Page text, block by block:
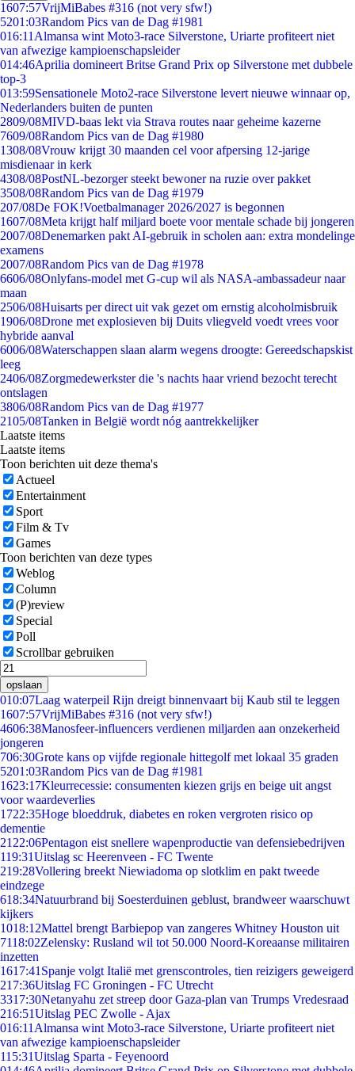
1607:57VrijMiBabes #316 (not very sfw!)
5201:03Random Pics van de Dag #1981
016:11 Almansa wint Moto3-race Silverstone, Uriarte profiteert niet
van afwezige kampioenschapsleider
014:46Aprilia domineert Britse Grand Prix op Silverstone met dubbele
top-3
013:59Sensationele Moto2-race Silverstone levert nieuwe winnaar op,
Nederlanders buiten de punten
2809/08MIVD-baas lekt via Strava routes naar geheime kazerne
7609/08Random Pics van de Dag #1980
1308/08Vrouw krijgt 30 maanden cel voor afpersing 12-jarige
misdienaar in kerk
4308/08PostNL-bezorger steekt bewoner na ruzie over pakket
3508/08Random Pics van de Dag #1979
207/08De FOK!Voetbalmanager 2026/2027 is begonnen
1607/08Meta krijgt half miljard boete voor mentale schade bij jongeren
2007/08Denemarken pakt AI-gebruik in scholen aan: extra mondelinge
examens
2007/08Random Pics van de Dag #1978
6606/08Onlyfans-model met G-cup wil als NASA-ambassadeur naar
maan
2506/08Huisarts per direct uit vak gezet om ernstig alcoholmisbruik
1906/08Drone met explosieven bij Duits vliegveld voedt vrees voor
hybride aanval
6006/08Waterschappen slaan alarm wegens droogte: Gereedschapskist
leeg
2406/08Zorgmedewerkster die 's nachts haar vriend bezocht terecht
ontslagen
3806/08Random Pics van de Dag #1977
2105/08Tanken in België wordt nóg aantrekkelijker
Laatste items
Laatste items
Toon berichten uit deze thema's
Actueel
Entertainment
Sport
Film & Tv
Games
Toon berichten van deze types
Weblog
Column
(P)review
Special
Poll
Scrollbar gebruiken
opslaan
010:07Laag waterpeil Rijn dreigt binnenvaart bij Kaub stil te leggen
1607:57VrijMiBabes #316 (not very sfw!)
4606:38Manosfeer-influencers verdienen miljarden aan onzekerheid
jongeren
706:30Grote kans op vijfde regionale hittegolf met lokaal 35 graden
5201:03Random Pics van de Dag #1981
1623:17Kleurrecessie: consumenten kiezen grijs en beige uit angst
voor waardeverlies
1722:35Hoge bloeddruk, diabetes en roken vergroten risico op
dementie
21 22:06Pentagon eist snellere wapenproductie van defensiebedrijven
119:31Uitslag sc Heerenveen - FC Twente
219:28Vollering breekt Niewiadoma op slotklim en pakt tweede
eindzege
618:34Natuurbrand bij Soesterduinen geblust, brandweer waarschuwt
kijkers
1018:12Mattel brengt Barbiepop van zangeres Whitney Houston uit
7118:02Zelensky: Rusland wil tot 50.000 Noord-Koreaanse militairen
inzetten
1617:41 Spanje volgt Italië met grenscontroles, tien reizigers geweigerd
217:36Uitslag FC Groningen - FC Utrecht
3317:30Netanyahu zet streep door Gaza-plan van Trumps Vredesraad
216:51Uitslag PEC Zwolle - Ajax
016:11 Almansa wint Moto3-race Silverstone, Uriarte profiteert niet
van afwezige kampioenschapsleider
115:31Uitslag Sparta - Feyenoord